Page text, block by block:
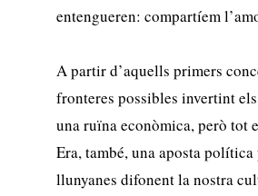
entengueren: compartíem
A partir d’aquells primers
fronteres possibles invertint
una ruïna econòmica, però tot
Era, també, una aposta
llunyanes difonent la nostra